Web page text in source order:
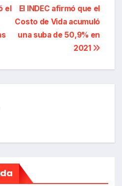
El INDEC afirmó que el
Costo de Vida acumuló
una suba de 50,9% en
2021
el